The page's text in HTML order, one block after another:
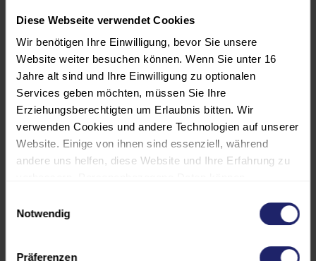
Diese Webseite verwendet Cookies
Wir benötigen Ihre Einwilligung, bevor Sie unsere
Website weiter besuchen können. Wenn Sie unter 16
Jahre alt sind und Ihre Einwilligung zu optionalen
Services geben möchten, müssen Sie Ihre
Erziehungsberechtigten um Erlaubnis bitten. Wir
verwenden Cookies und andere Technologien auf unserer
Website. Einige von ihnen sind essenziell, während
andere uns helfen, diese Website und Ihre Erfahrung zu
personalisierte Anzeigen und Inhalte oder die Messung
von Anzeigen und Inhalten. Weitere Informationen über
Notwendig
Präferenzen
Ingenieurekammer-Bau anerkannt.
Das Seminar ist gemäß der
Weiterbildungsordnung der
Ingenieurkammer-Bau Nordrhein-
Westfalen mit 16
Unterrichtseinheiten anerkannt.
Architektenkammer Baden-